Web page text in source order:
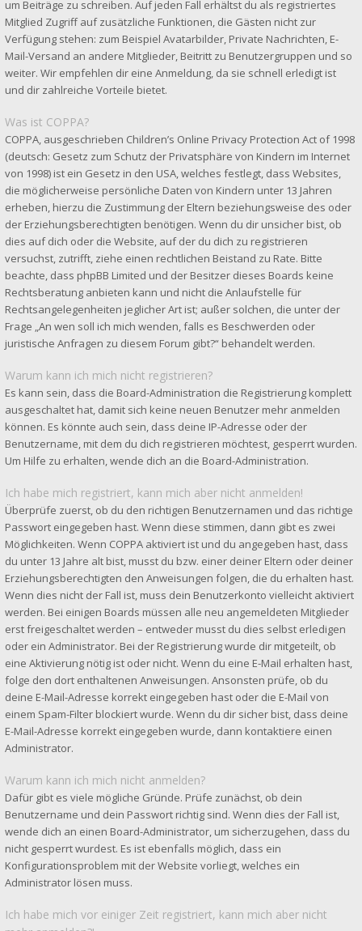
um Beiträge zu schreiben. Auf jeden Fall erhältst du als registriertes
Mitglied Zugriff auf zusätzliche Funktionen, die Gästen nicht zur
Verfügung stehen: zum Beispiel Avatarbilder, Private Nachrichten, E-
Mail-Versand an andere Mitglieder, Beitritt zu Benutzergruppen und so
weiter. Wir empfehlen dir eine Anmeldung, da sie schnell erledigt ist
und dir zahlreiche Vorteile bietet.
Was ist COPPA?
COPPA, ausgeschrieben Children’s Online Privacy Protection Act of 1998
(deutsch: Gesetz zum Schutz der Privatsphäre von Kindern im Internet
von 1998) ist ein Gesetz in den USA, welches festlegt, dass Websites,
die möglicherweise persönliche Daten von Kindern unter 13 Jahren
erheben, hierzu die Zustimmung der Eltern beziehungsweise des oder
der Erziehungsberechtigten benötigen. Wenn du dir unsicher bist, ob
dies auf dich oder die Website, auf der du dich zu registrieren
versuchst, zutrifft, ziehe einen rechtlichen Beistand zu Rate. Bitte
beachte, dass phpBB Limited und der Besitzer dieses Boards keine
Rechtsberatung anbieten kann und nicht die Anlaufstelle für
Rechtsangelegenheiten jeglicher Art ist; außer solchen, die unter der
Frage „An wen soll ich mich wenden, falls es Beschwerden oder
juristische Anfragen zu diesem Forum gibt?“ behandelt werden.
Warum kann ich mich nicht registrieren?
Es kann sein, dass die Board-Administration die Registrierung komplett
ausgeschaltet hat, damit sich keine neuen Benutzer mehr anmelden
können. Es könnte auch sein, dass deine IP-Adresse oder der
Benutzername, mit dem du dich registrieren möchtest, gesperrt wurden.
Um Hilfe zu erhalten, wende dich an die Board-Administration.
Ich habe mich registriert, kann mich aber nicht anmelden!
Überprüfe zuerst, ob du den richtigen Benutzernamen und das richtige
Passwort eingegeben hast. Wenn diese stimmen, dann gibt es zwei
Möglichkeiten. Wenn COPPA aktiviert ist und du angegeben hast, dass
du unter 13 Jahre alt bist, musst du bzw. einer deiner Eltern oder deiner
Erziehungsberechtigten den Anweisungen folgen, die du erhalten hast.
Wenn dies nicht der Fall ist, muss dein Benutzerkonto vielleicht aktiviert
werden. Bei einigen Boards müssen alle neu angemeldeten Mitglieder
erst freigeschaltet werden – entweder musst du dies selbst erledigen
oder ein Administrator. Bei der Registrierung wurde dir mitgeteilt, ob
eine Aktivierung nötig ist oder nicht. Wenn du eine E-Mail erhalten hast,
folge den dort enthaltenen Anweisungen. Ansonsten prüfe, ob du
deine E-Mail-Adresse korrekt eingegeben hast oder die E-Mail von
einem Spam-Filter blockiert wurde. Wenn du dir sicher bist, dass deine
E-Mail-Adresse korrekt eingegeben wurde, dann kontaktiere einen
Administrator.
Warum kann ich mich nicht anmelden?
Dafür gibt es viele mögliche Gründe. Prüfe zunächst, ob dein
Benutzername und dein Passwort richtig sind. Wenn dies der Fall ist,
wende dich an einen Board-Administrator, um sicherzugehen, dass du
nicht gesperrt wurdest. Es ist ebenfalls möglich, dass ein
Konfigurationsproblem mit der Website vorliegt, welches ein
Administrator lösen muss.
Ich habe mich vor einiger Zeit registriert, kann mich aber nicht